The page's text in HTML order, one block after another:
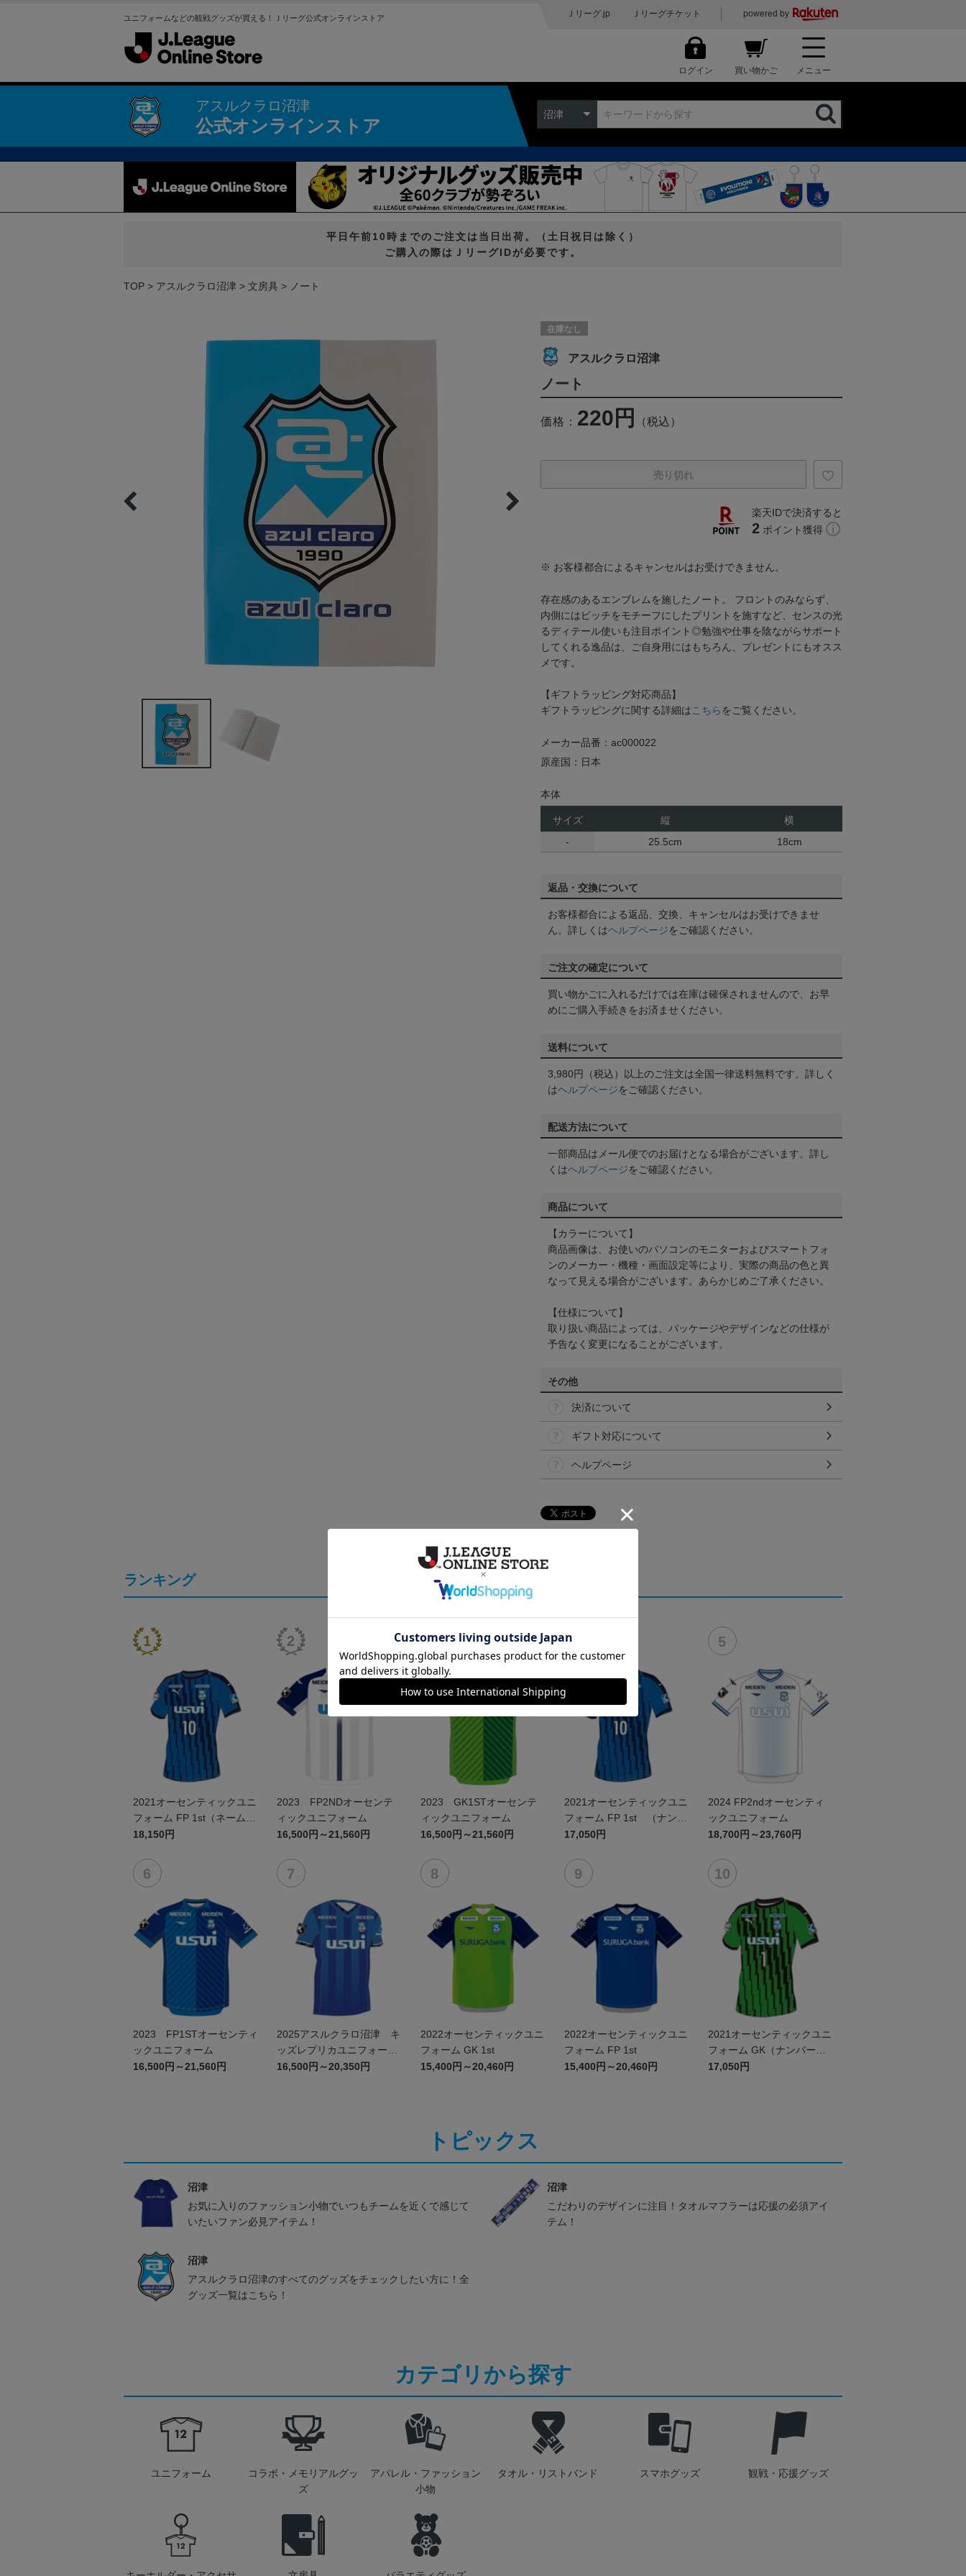
ユニフォームなどの観戦グッズが買える！Ｊリーグ公式オンラインストア Ｊリーグ.jp Ｊリーグチケット powered by
ログイン 買い物かご メニュー
アスルクラロ沼津
公式オンラインストア
沼津
平日午前10時までのご注文は当日出荷。（土日祝日は除く）
ご購入の際はＪリーグIDが必要です。
TOP アスルクラロ沼津 文房具 ノート
在庫なし
アスルクラロ沼津
ノート
価格： 220円 （税込）
売り切れ
楽天IDで決済すると
2 ポイント獲得
※ お客様都合によるキャンセルはお受けできません。
存在感のあるエンブレムを施したノート。 フロントのみならず、
内側にはピッチをモチーフにしたプリントを施すなど、センスの光
るディテール使いも注目ポイント◎勉強や仕事を陰ながらサポート
してくれる逸品は、ご自身用にはもちろん、プレゼントにもオスス
メです。
【ギフトラッピング対応商品】
ギフトラッピングに関する詳細は こちら をご覧ください。
メーカー品番：ac000022
原産国：日本
本体
サイズ 縦
横
-
25.5cm 18cm
返品・交換について
お客様都合による返品、交換、キャンセルはお受けできませ
ん。詳しくはヘルプページをご確認ください。
ご注文の確定について
買い物かごに入れるだけでは在庫は確保されませんので、お早
めにご購入手続きをお済ませください。
送料について
3,980円（税込）以上のご注文は全国一律送料無料です。詳しく
はヘルプページをご確認ください。
配送方法について
一部商品はメール便でのお届けとなる場合がございます。詳し
くはヘルプページをご確認ください。
商品について
【カラーについて】
商品画像は、お使いのパソコンのモニターおよびスマートフォ
ンのメーカー・機種・画面設定等により、実際の商品の色と異
なって見える場合がございます。あらかじめご了承ください。
【仕様について】
取り扱い商品によっては、パッケージやデザインなどの仕様が
予告なく変更になることがございます。
その他
決済について
ギフト対応について
ヘルプページ
ランキング
2021オーセンティックユニ
フォーム FP 1st（ネーム＆
ナンバー）
18,150円
2023 FP2NDオーセンテ
ィックユニフォーム
16,500円～21,560円
2023 GK1STオーセンテ
ィックユニフォーム
16,500円～21,560円
2021オーセンティックユニ
フォーム FP 1st （ナンバ
ーのみ）
17,050円
2024 FP2ndオーセンティ
ックユニフォーム
18,700円～23,760円
2023 FP1STオーセンティ
ックユニフォーム
16,500円～21,560円
2025アスルクラロ沼津 キ
ッズレプリカユニフォーム
（FP 1st）
16,500円～20,350円
2022オーセンティックユニ
フォーム GK 1st
15,400円～20,460円
2022オーセンティックユニ
フォーム FP 1st
15,400円～20,460円
2021オーセンティックユニ
フォーム GK（ナンバーの
み）
17,050円
トピックス
沼津
お気に入りのファッション小物でいつもチームを近くで感じて
いたいファン必見アイテム！
沼津
こだわりのデザインに注目！タオルマフラーは応援の必須アイ
テム！
沼津
アスルクラロ沼津のすべてのグッズをチェックしたい方に！全
グッズ一覧はこちら！
カテゴリから探す
ユニフォーム
コラボ・メモリアルグッ
ズ
アパレル・ファッション
小物
タオル・リストバンド スマホグッズ 観戦・応援グッズ